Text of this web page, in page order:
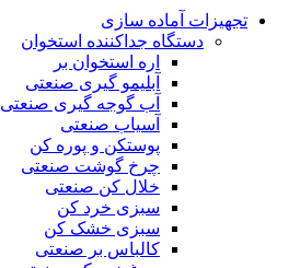
تجهیزات آماده سازی
دستگاه جداکننده استخوان
اره استخوان بر
آبلیمو گیری صنعتی
آب گوجه گیری صنعتی
آسیاب صنعتی
پوستکن و پوره کن
چرخ گوشت صنعتی
خلال کن صنعتی
سبزی خرد کن
سبزی خشک کن
کالباس بر صنعتی